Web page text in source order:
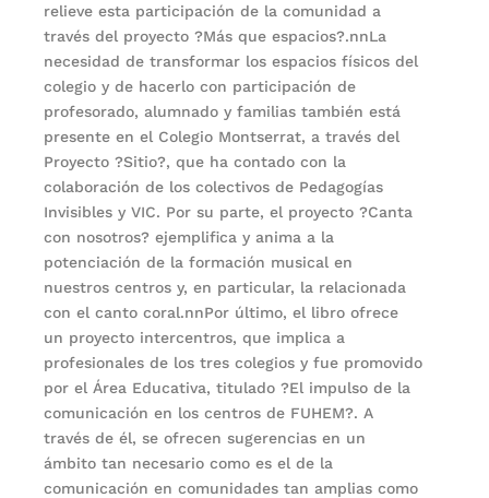
relieve esta participación de la comunidad a
través del proyecto ?Más que espacios?.nnLa
necesidad de transformar los espacios físicos del
colegio y de hacerlo con participación de
profesorado, alumnado y familias también está
presente en el Colegio Montserrat, a través del
Proyecto ?Sitio?, que ha contado con la
colaboración de los colectivos de Pedagogías
Invisibles y VIC. Por su parte, el proyecto ?Canta
con nosotros? ejemplifica y anima a la
potenciación de la formación musical en
nuestros centros y, en particular, la relacionada
con el canto coral.nnPor último, el libro ofrece
un proyecto intercentros, que implica a
profesionales de los tres colegios y fue promovido
por el Área Educativa, titulado ?El impulso de la
comunicación en los centros de FUHEM?. A
través de él, se ofrecen sugerencias en un
ámbito tan necesario como es el de la
comunicación en comunidades tan amplias como